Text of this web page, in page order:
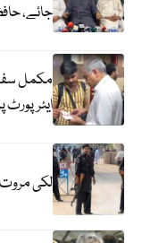
جائے،
مکمل
ایئرپورٹ
لکی مروت